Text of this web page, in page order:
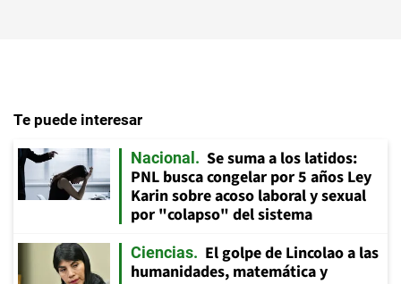
Te puede interesar
Nacional
Se suma a los latidos:
PNL busca congelar por 5 años Ley
Karin sobre acoso laboral y sexual
por "colapso" del sistema
Ciencias
El golpe de Lincolao a las
humanidades, matemática y